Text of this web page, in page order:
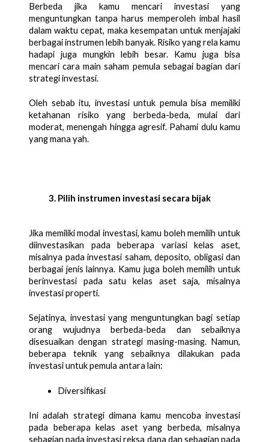
Berbeda jika kamu mencari investasi yang
menguntungkan tanpa harus memperoleh imbal hasil
dalam waktu cepat, maka kesempatan untuk menjajaki
berbagai instrumen lebih banyak. Risiko yang rela kamu
hadapi juga mungkin lebih besar. Kamu juga bisa
mencari cara main saham pemula sebagai bagian dari
strategi investasi.
Oleh sebab itu, investasi untuk pemula bisa memiliki
ketahanan risiko yang berbeda-beda, mulai dari
moderat, menengah hingga agresif. Pahami dulu kamu
yang mana yah.
Pilih instrumen investasi secara bijak
Jika memiliki modal investasi, kamu boleh memilih untuk
diinvestasikan pada beberapa variasi kelas aset,
misalnya pada investasi saham, deposito, obligasi dan
berbagai jenis lainnya. Kamu juga boleh memilih untuk
berinvestasi pada satu kelas aset saja, misalnya
investasi properti.
Sejatinya, investasi yang menguntungkan bagi setiap
orang wujudnya berbeda-beda dan sebaiknya
disesuaikan dengan strategi masing-masing. Namun,
beberapa teknik yang sebaiknya dilakukan pada
investasi untuk pemula antara lain:
Diversifikasi
Ini adalah strategi dimana kamu mencoba investasi
pada beberapa kelas aset yang berbeda, misalnya
sebagian pada investasi reksa dana dan sebagian pada